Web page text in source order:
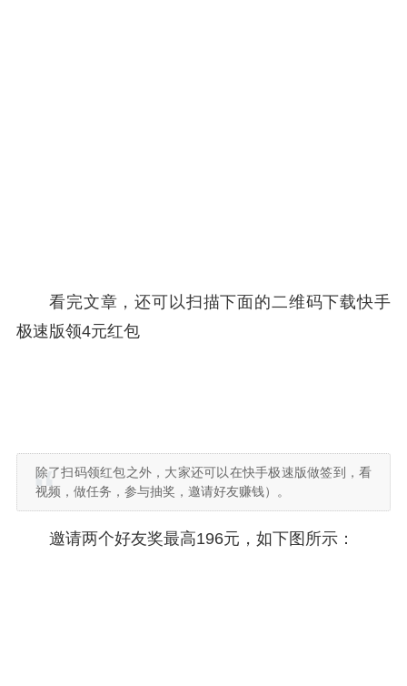
看完文章，还可以扫描下面的二维码下载快手
极速版领4元红包
除了扫码领红包之外，大家还可以在快手极速版做签到，看
视频，做任务，参与抽奖，邀请好友赚钱）。
邀请两个好友奖最高196元，如下图所示：